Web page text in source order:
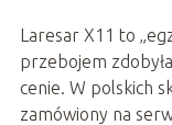
Laresar X11 to
przebojem
cenie. W polskich
zamówiony na